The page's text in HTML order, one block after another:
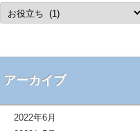
カ
テ
アーカイブ
2022年6月